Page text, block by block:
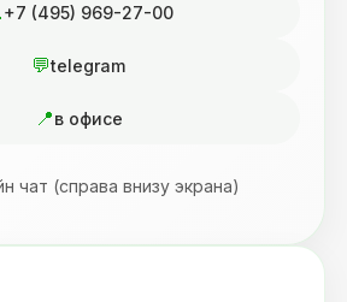
+7 (495) 969-27-00
telegram
в офисе
чат (справа внизу экрана)